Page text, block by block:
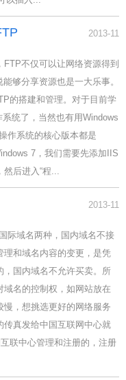
2013-11
不仅可以让网络资源得到
够分享资源也是一大乐事。
的搭建和管理。对于目前学
统了，当然也有用Windows
作系统的核心版本都是
7，我们需要先添加IIS
后进入“程...
2013-11
际域名两种，国内域名不接
理和域名内容的变更，是凭
，国内域名不允许买卖。所
域名的控制权，如网站放在
，想挑选更好的网络服务
传真发给中国互联网中心就
联中心管理和注册的，注册